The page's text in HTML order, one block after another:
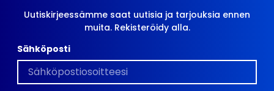
Uutiskirjeessämme saat uutisia ja tarjouksia ennen
muita. Rekisteröidy alla.
Sähköposti